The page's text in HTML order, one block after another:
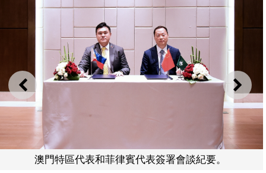
上一則 下一
表簽署會談紀要。
澳門特區代表團與菲律賓